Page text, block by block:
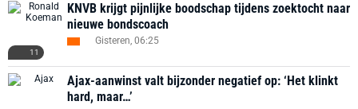
11
KNVB krijgt pijnlijke boodschap tijdens zoektocht naar
nieuwe bondscoach
Gisteren, 06:25
Ajax-aanwinst valt bijzonder negatief op: ‘Het klinkt
hard, maar…’